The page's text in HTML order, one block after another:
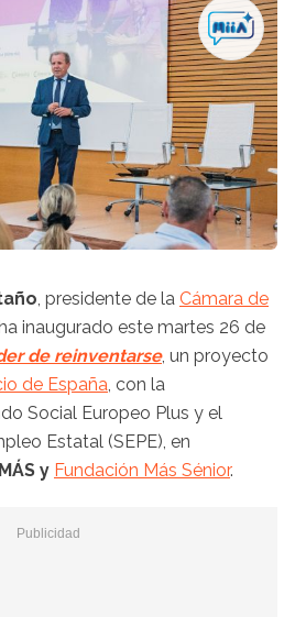
, presidente de la Cámara de
inaugurado este martes 26 de
de reinventarse, un proyecto
de España, con la
Social Europeo Plus y el
Estatal (SEPE), en
y Fundación Más Sénior.